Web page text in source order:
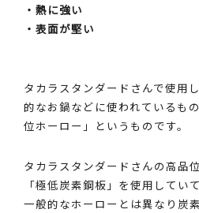
・熱に強い
・表面が堅い
タカラスタンダードさんで使用
的なお鍋などに使われているも
位ホーロー」というものです。
タカラスタンダードさんの高品
「極低炭素鋼板」を使用していて
一般的なホーローとは異なり炭